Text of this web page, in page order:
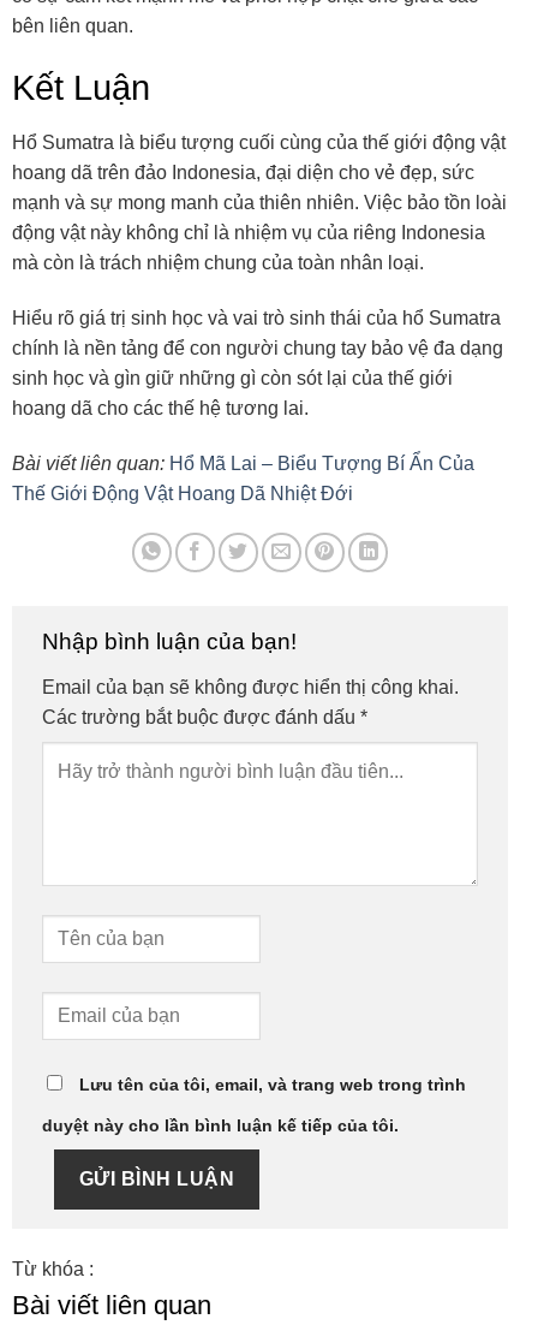
bên liên quan.
Kết Luận
Hổ Sumatra là biểu tượng cuối cùng của thế giới động vật
hoang dã trên đảo Indonesia, đại diện cho vẻ đẹp, sức
mạnh và sự mong manh của thiên nhiên. Việc bảo tồn loài
động vật này không chỉ là nhiệm vụ của riêng Indonesia
mà còn là trách nhiệm chung của toàn nhân loại.
Hiểu rõ giá trị sinh học và vai trò sinh thái của hổ Sumatra
chính là nền tảng để con người chung tay bảo vệ đa dạng
sinh học và gìn giữ những gì còn sót lại của thế giới
hoang dã cho các thế hệ tương lai.
Bài viết liên quan: Hổ Mã Lai – Biểu Tượng Bí Ẩn Của
Thế Giới Động Vật Hoang Dã Nhiệt Đới
Nhập bình luận của bạn!
Email của bạn sẽ không được hiển thị công khai.
Các trường bắt buộc được đánh dấu *
Lưu tên của tôi, email, và trang web trong trình
duyệt này cho lần bình luận kế tiếp của tôi.
GỬI BÌNH LUẬN
Từ khóa :
Bài viết liên quan